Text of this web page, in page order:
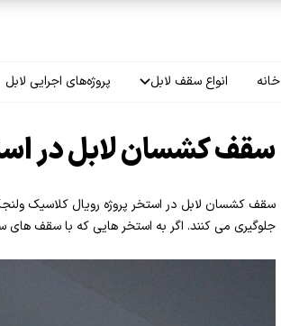
خانه انواع سقف لابل
سقف گلکسی
سقف ترنسپرنت
پروژه‌های اجرایی لابل
سقف کشسان لابل در
سقف کشسان لابل در استخر پروژه رویال کلاسیک
جلوگیری می کنند. اگر به استخر هایی که با سقف های